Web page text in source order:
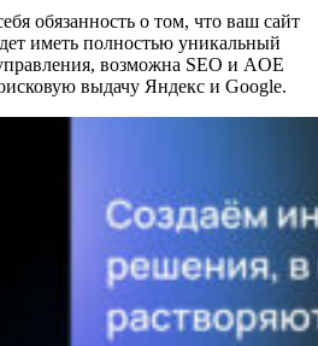
обязанность о том, что ваш сайт
иметь полностью уникальный
возможна SEO и AOE
выдачу Яндекс и Google.